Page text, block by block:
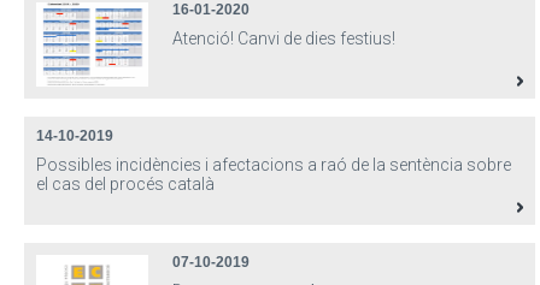
16-01-2020
Atenció! Canvi de dies festius!
14-10-2019
Possibles incidències i afectacions a raó de la sentència sobre
el cas del procés català
07-10-2019